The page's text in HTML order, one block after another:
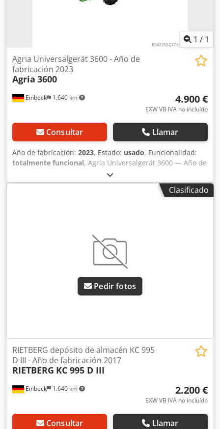
1 / 1
Einbeck 1.640 km
Agria Universalgerät 3600 - Año de
fabricación 2023
Agria 3600
4.900 €
EXW VB IVA no incluído
Consultar Llamar
Año de fabricación: 2023, Estado: usado, Funcionalidad:
totalmente funcional, Agria Universalgerät 3600 — Año de
fabricación 2023 Usado, proveniente del parque de
alquiler profesional de Kurt König Baumaschinen GmbH,
Einbeck. Estado e información: - Estado: Usado del
nuevo — el estado real varía según el tiempo de uso -
Inspección en 37574 Einbeck previa cita Precio 4.900 EUR
más IVA | EXW Einbeck | Entrega bajo consulta
Clasificado
Pedir fotos
Einbeck 1.640 km
RIETBERG depósito de almacén KC 995
D III - Año de fabricación 2017
RIETBERG KC 995 D III
2.200 €
EXW VB IVA no incluído
Consultar Llamar